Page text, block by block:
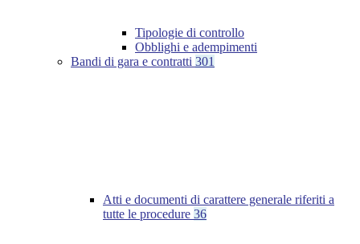
Tipologie di controllo
Obblighi e adempimenti
Bandi di gara e contratti 301
Atti e documenti di carattere generale riferiti a
tutte le procedure 36